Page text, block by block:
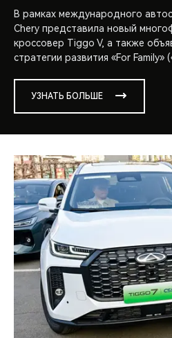
В рамках международного
Chery представила новый
кроссовер Tiggo V, а также
стратегии развития «For Family»
УЗНАТЬ БОЛЬШЕ